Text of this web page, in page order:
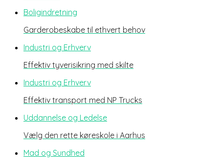
Boligindretning
Garderobeskabe til ethvert behov
Industri og Erhverv
Effektiv tyverisikring med skilte
Industri og Erhverv
Effektiv transport med NP Trucks
Uddannelse og Ledelse
Vælg den rette køreskole i Aarhus
Mad og Sundhed